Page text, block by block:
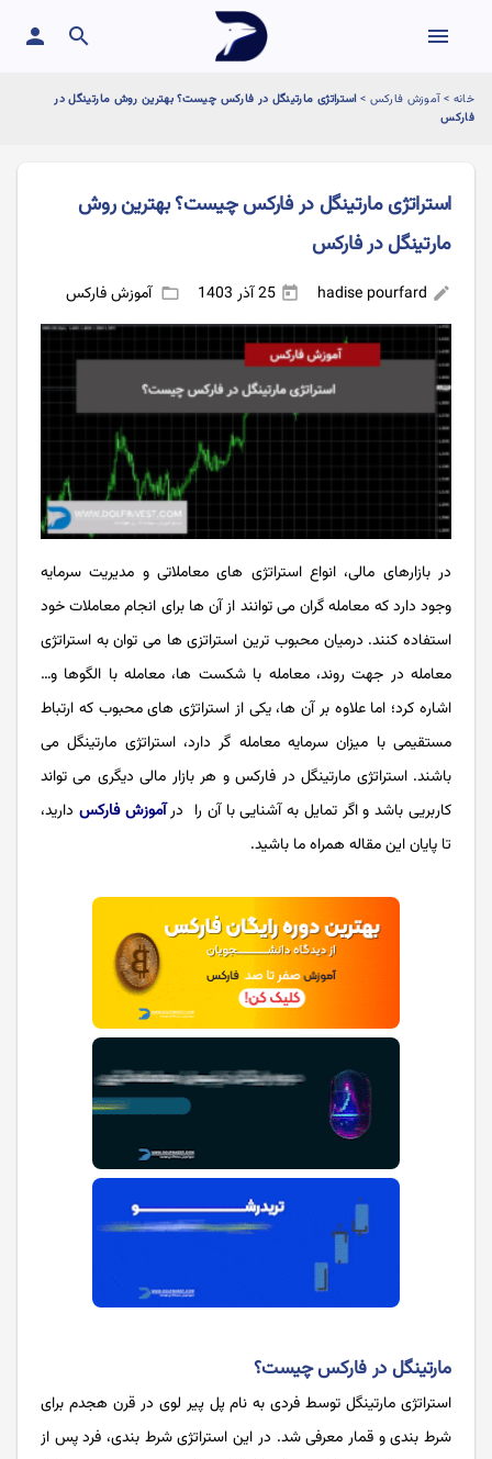
menu
search
person
خانه >آموزش فارکس > استراتژی مارتینگل در فارکس چیست؟ بهترین روش مارتینگل در
فارکس
استراتژی مارتینگل در فارکس چیست؟ بهترین روش
مارتینگل در فارکس
edit
today
folder_open آموزش فارکس
در بازارهای مالی، انواع استراتژی های معاملاتی و مدیریت سرمایه
وجود دارد که معامله گران می توانند از آن ها برای انجام معاملات خود
استفاده کنند. درمیان محبوب ترین استراتزی ها می توان به استراتژی
معامله در جهت روند، معامله با شکست ها، معامله با الگوها و…
اشاره کرد؛ اما علاوه بر آن ها، یکی از استراتژی های محبوب که ارتباط
مستقیمی با میزان سرمایه معامله گر دارد، استراتژی مارتینگل می
باشند. استراتژی مارتینگل در فارکس و هر بازار مالی دیگری می تواند
کاربریی باشد و اگر تمایل به آشنایی با آن را درآموزش فارکس دارید،
تا پایان این مقاله همراه ما باشید.
مارتینگل در فارکس چیست؟
استراتژی مارتینگل توسط فردی به نام پل پیر لوی در قرن هجدم برای
شرط بندی و قمار معرفی شد. در این استراتژی شرط بندی، فرد پس از